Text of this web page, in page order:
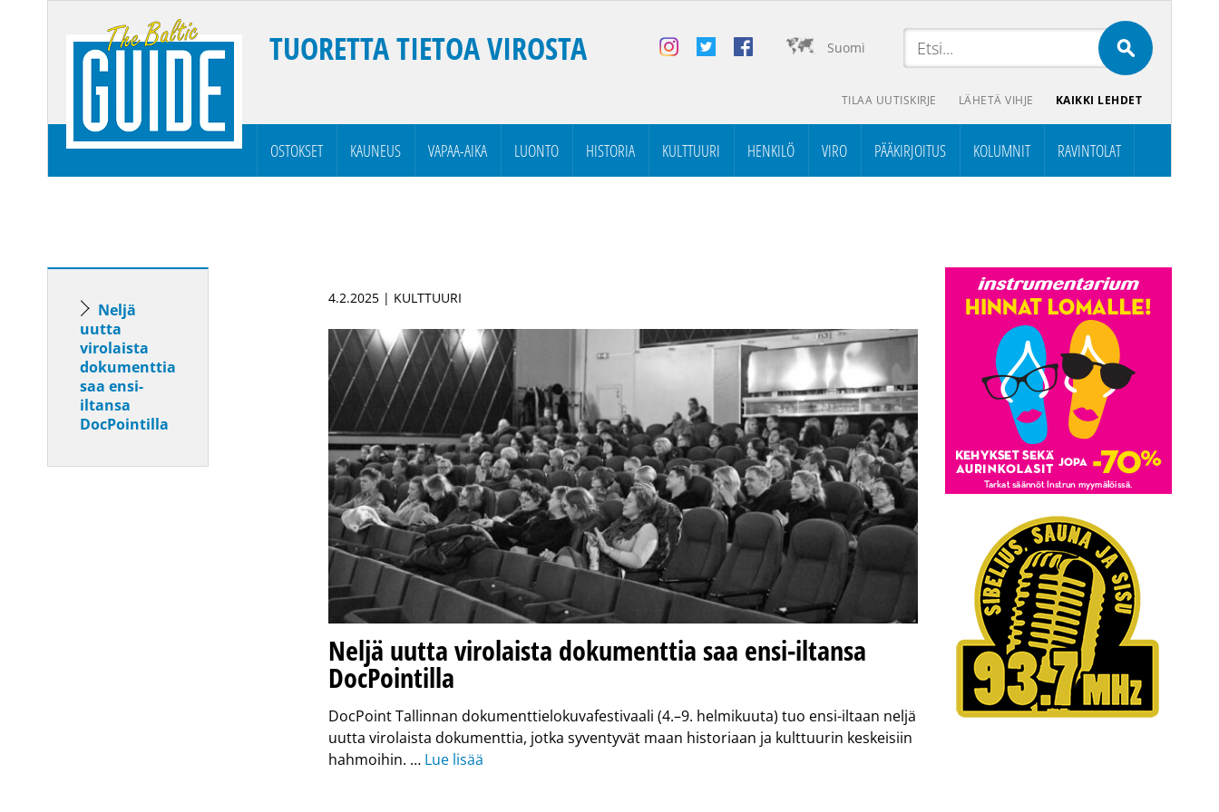
Suomi
TUORETTA TIETOA VIROSTA
TILAA UUTISKIRJE LÄHETÄ VIHJE KAIKKI LEHDET
OSTOKSET KAUNEUS VAPAA-AIKA LUONTO HISTORIA KULTTUURI HENKILÖ VIRO PÄÄKIRJOITUS KOLUMNIT RAVINTOLAT
Neljä
uutta
virolaista
dokumenttia
saa ensi-
iltansa
DocPointilla
4.2.2025 | KULTTUURI
Neljä uutta virolaista dokumenttia saa ensi-iltansa
DocPointilla
DocPoint Tallinnan dokumenttielokuvafestivaali (4.–9. helmikuuta) tuo ensi-iltaan neljä
uutta virolaista dokumenttia, jotka syventyvät maan historiaan ja kulttuurin keskeisiin
hahmoihin. … Lue lisää